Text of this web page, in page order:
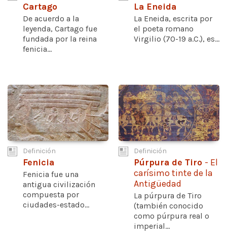
Cartago
De acuerdo a la
leyenda, Cartago fue
fundada por la reina
fenicia...
La Eneida
La Eneida, escrita por
el poeta romano
Virgilio (70-19 a.C.), es...
Definición
Fenicia
Fenicia fue una
antigua civilización
compuesta por
ciudades-estado...
Definición
Púrpura de Tiro - El
carísimo tinte de la
Antigüedad
La púrpura de Tiro
(también conocido
como púrpura real o
imperial...